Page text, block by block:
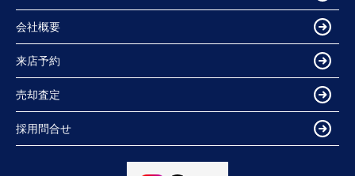
会社概要
来店予約
売却査定
採用問合せ